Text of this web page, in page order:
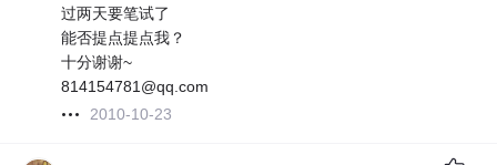
过两天要笔试了
能否提点提点我？
十分谢谢~
814154781@qq.com
2010-10-23